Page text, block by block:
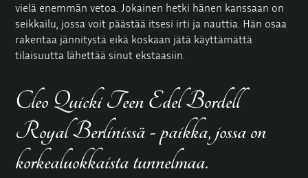
vielä enemmän vetoa. Jokainen hetki hänen kanssaan on
seikkailu, jossa voit päästää itsesi irti ja nauttia. Hän osaa
rakentaa jännitystä eikä koskaan jätä käyttämättä
tilaisuutta lähettää sinut ekstaasiin.
Cleo Quicki Teen Edel Bordell
Royal Berlinissä - paikka, jossa on
korkealuokkaista tunnelmaa.